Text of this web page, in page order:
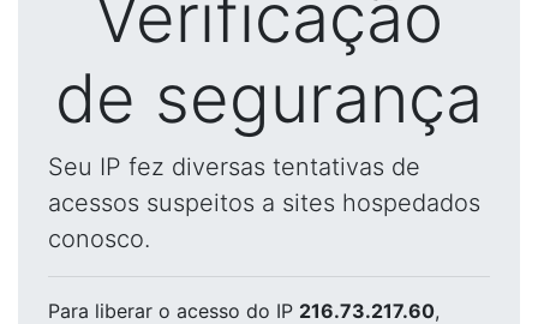
Verificação
de segurança
Seu IP fez diversas tentativas de
acessos suspeitos a sites hospedados
conosco.
Para liberar o acesso do IP 216.73.217.60,